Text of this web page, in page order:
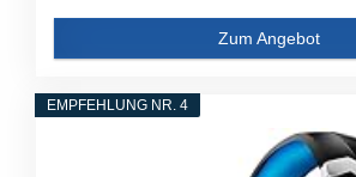
Zum Angebot
EMPFEHLUNG NR. 4